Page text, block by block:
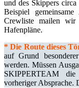
und des Skippers
Beispiel
Crewliste mailen wir
Hafenpläne.
* Die Route dieses
auf Grund
werden. Müssen
SKIPPERTEAM
vorheriger Absprache.